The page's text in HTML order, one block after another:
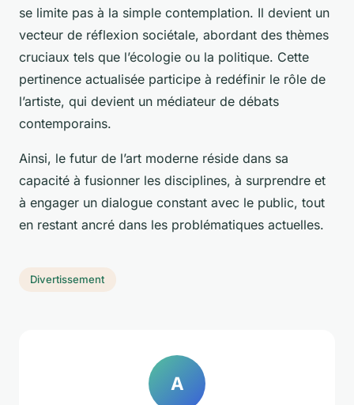
se limite pas à la simple contemplation. Il devient un
vecteur de réflexion sociétale, abordant des thèmes
cruciaux tels que l’écologie ou la politique. Cette
pertinence actualisée participe à redéfinir le rôle de
l’artiste, qui devient un médiateur de débats
contemporains.
Ainsi, le futur de l’art moderne réside dans sa
capacité à fusionner les disciplines, à surprendre et
à engager un dialogue constant avec le public, tout
en restant ancré dans les problématiques actuelles.
Divertissement
A